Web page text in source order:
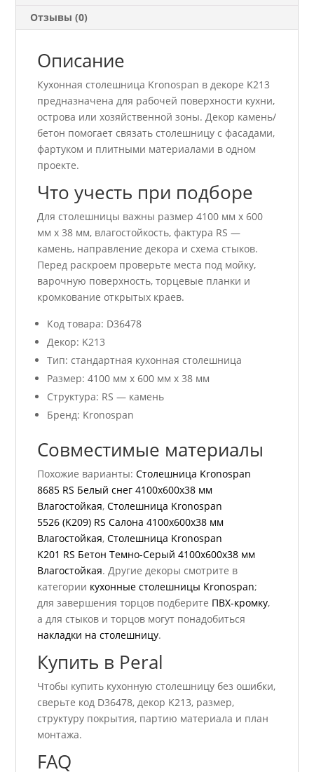
Отзывы (0)
Описание
Кухонная столешница Kronospan в декоре K213
предназначена для рабочей поверхности кухни,
острова или хозяйственной зоны. Декор камень/
бетон помогает связать столешницу с фасадами,
фартуком и плитными материалами в одном
проекте.
Что учесть при подборе
Для столешницы важны размер 4100 мм x 600
мм x 38 мм, влагостойкость, фактура RS —
камень, направление декора и схема стыков.
Перед раскроем проверьте места под мойку,
варочную поверхность, торцевые планки и
кромкование открытых краев.
Код товара: D36478
Декор: K213
Тип: стандартная кухонная столешница
Размер: 4100 мм x 600 мм x 38 мм
Структура: RS — камень
Бренд: Kronospan
Совместимые материалы
Похожие варианты:Столешница Kronospan
8685 RS Белый снег 4100x600x38 мм
Влагостойкая,Столешница Kronospan
5526 (K209) RS Салона 4100x600x38 мм
Влагостойкая,Столешница Kronospan
K201 RS Бетон Темно-Серый 4100x600x38 мм
Влагостойкая. Другие декоры смотрите в
категории кухонные столешницы Kronospan;
для завершения торцов подберите ПВХ-кромку,
а для стыков и торцов могут понадобиться
накладки на столешницу.
Купить в Peral
Чтобы купить кухонную столешницу без ошибки,
сверьте код D36478, декор K213, размер,
структуру покрытия, партию материала и план
монтажа.
FAQ